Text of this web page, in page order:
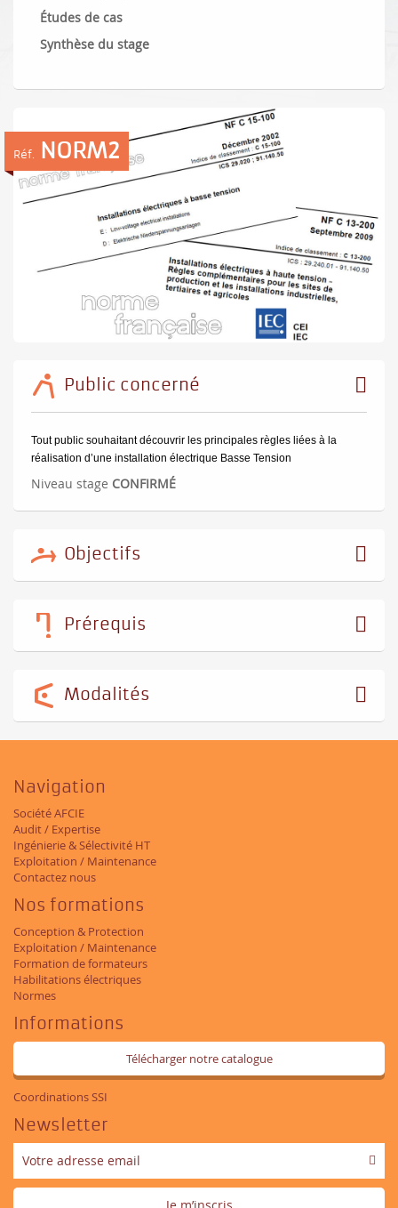
Études de cas
Synthèse du stage
Réf. NORM2
Public concerné
Tout public souhaitant découvrir les principales règles liées à la
réalisation d’une installation électrique Basse Tension
Niveau stage CONFIRMÉ
Objectifs
Prérequis
Modalités
Navigation
Société AFCIE
Audit / Expertise
Ingénierie & Sélectivité HT
Exploitation / Maintenance
Contactez nous
Nos formations
Conception & Protection
Exploitation / Maintenance
Formation de formateurs
Habilitations électriques
Normes
Informations
Télécharger notre catalogue
Coordinations SSI
Newsletter